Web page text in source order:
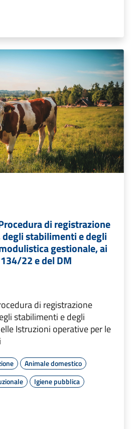
di registrazione
stabilimenti e degli
gestionale, ai
22 e del DM
di registrazione
stabilimenti e degli
Istruzioni operative per le
Animale domestico
Igiene pubblica